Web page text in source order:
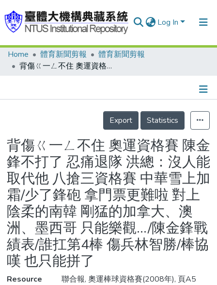
Log In
Communities & Collections
Statistics
Home 體育新聞剪報
體育新聞剪報
背傷ㄍ一ㄥ不住 奧運資格賽 陳金鋒不打了 忍痛退隊 洪總：沒人能取代他 八搶三資格賽 中華雪上加霜/少了鋒砲 拿門票更難啦 對上陰柔的南韓 剛猛的加拿大、澳洲、墨西哥 只能樂觀…/陳金鋒戰績表/誰扛第4棒 傷兵林智勝/棒協嘆 也只能拼了
Details
Export
Statistics
背傷ㄍ一ㄥ不住 奧運資格賽 陳金
鋒不打了 忍痛退隊 洪總：沒人能
取代他 八搶三資格賽 中華雪上加
霜/少了鋒砲 拿門票更難啦 對上
陰柔的南韓 剛猛的加拿大、澳
洲、墨西哥 只能樂觀…/陳金鋒戰
績表/誰扛第4棒 傷兵林智勝/棒協
嘆 也只能拼了
Resource
聯合報, 奧運棒球資格賽(2008年), 頁A5